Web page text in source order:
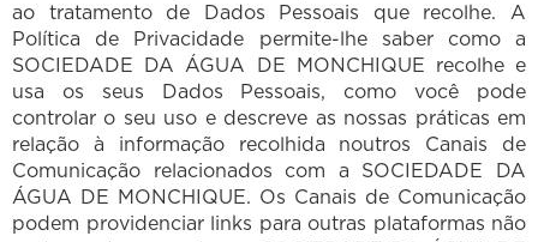
ao tratamento de Dados Pessoais que recolhe. A
Política de Privacidade permite-lhe saber como a
SOCIEDADE DA ÁGUA DE MONCHIQUE recolhe e
usa os seus Dados Pessoais, como você pode
controlar o seu uso e descreve as nossas práticas em
relação à informação recolhida noutros Canais de
Comunicação relacionados com a SOCIEDADE DA
ÁGUA DE MONCHIQUE. Os Canais de Comunicação
podem providenciar links para outras plataformas não